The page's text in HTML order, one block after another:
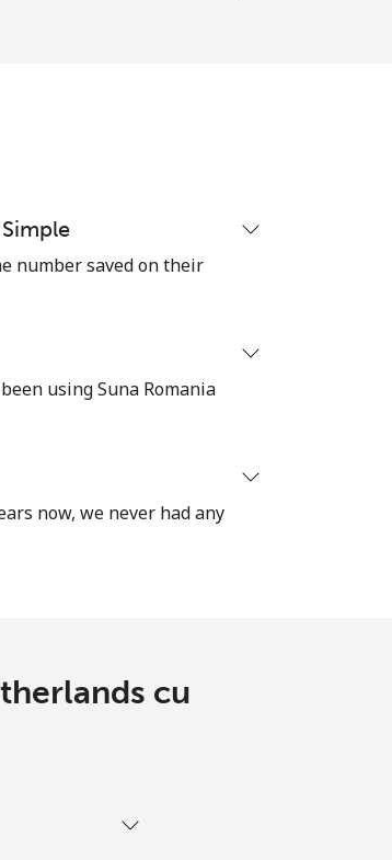
number saved on their
using Suna Romania
now, we never had any
cu